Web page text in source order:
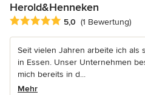
Herold&Henneken
Durchschnittliche Bewertung: 5
5,0 (1 Bewertung)
Seit vielen Jahren arbeite ich als
in Essen. Unser Unternehmen
mich bereits in d...
Mehr